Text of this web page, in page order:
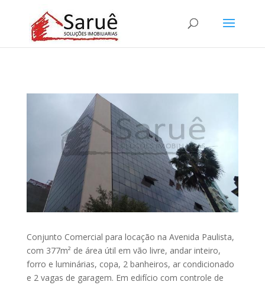
Conjunto Comercial para locação na Avenida Paulista,
com 377m² de área útil em vão livre, andar inteiro,
forro e luminárias, copa, 2 banheiros, ar condicionado
e 2 vagas de garagem. Em edifício com controle de